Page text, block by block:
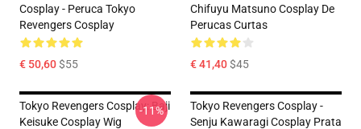
Cosplay - Peruca Tokyo
Revengers Cosplay
€ 50,60$55
Chifuyu Matsuno Cosplay De
Perucas Curtas
€ 41,40$45
Tokyo Revengers Cosplay: Baji
Keisuke Cosplay Wig
-11%
Tokyo Revengers Cosplay -
Senju Kawaragi Cosplay Prata